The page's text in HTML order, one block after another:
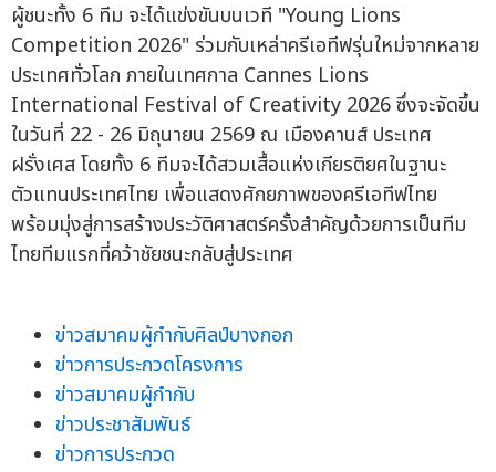
ผู้ชนะทั้ง 6 ทีม จะได้แข่งขันบนเวที "Young Lions
Competition 2026" ร่วมกับเหล่าครีเอทีฟรุ่นใหม่จากหลาย
ประเทศทั่วโลก ภายในเทศกาล Cannes Lions
International Festival of Creativity 2026 ซึ่งจะจัดขึ้น
ในวันที่ 22 - 26 มิถุนายน 2569 ณ เมืองคานส์ ประเทศ
ฝรั่งเศส โดยทั้ง 6 ทีมจะได้สวมเสื้อแห่งเกียรติยศในฐานะ
ตัวแทนประเทศไทย เพื่อแสดงศักยภาพของครีเอทีฟไทย
พร้อมมุ่งสู่การสร้างประวัติศาสตร์ครั้งสำคัญด้วยการเป็นทีม
ไทยทีมแรกที่คว้าชัยชนะกลับสู่ประเทศ
ข่าวสมาคมผู้กำกับศิลป์บางกอก
ข่าวการประกวดโครงการ
ข่าวสมาคมผู้กำกับ
ข่าวประชาสัมพันธ์
ข่าวการประกวด